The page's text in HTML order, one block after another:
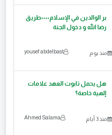
بر الوالدين في الإسلام٠٠٠٠طريق
رضا الله و دخول الجنة
منذ يوم yousef abdelbast
هل يحمل تابوت العهد علامات
إلهية خاصة؟
منذ 3 أيام Ahmed Salama